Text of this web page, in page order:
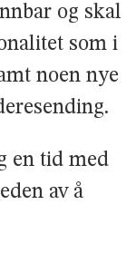
og skal
som i
noen nye
en tid med
av å